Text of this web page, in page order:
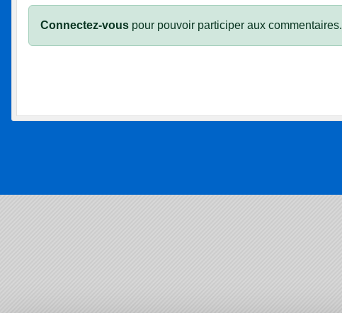
Connectez-vous pour pouvoir participer aux commentaires.